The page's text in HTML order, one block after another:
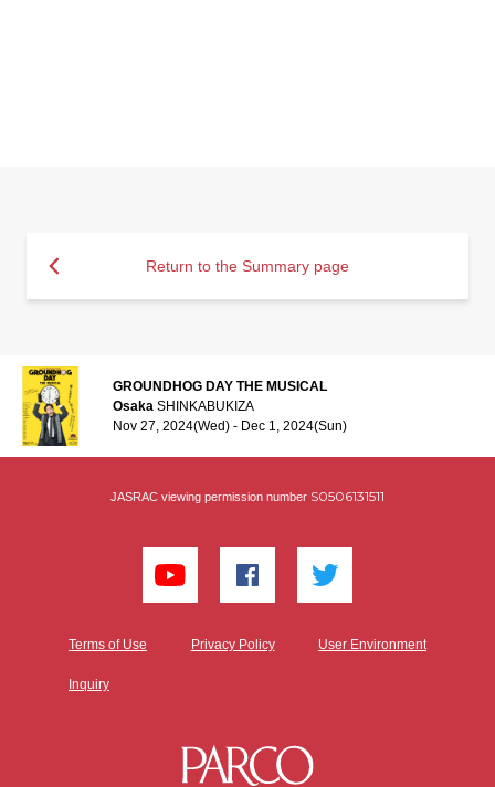
Return to the Summary page
GROUNDHOG DAY THE MUSICAL
Osaka SHINKABUKIZA
Nov 27, 2024(Wed) - Dec 1, 2024(Sun)
JASRAC viewing permission number S0506131511
Terms of Use Privacy Policy User Environment
Inquiry